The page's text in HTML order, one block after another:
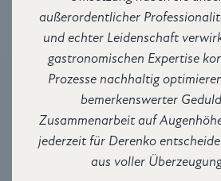
außerordentlicher
und echter Leidenschaft
gastronomischen Expertise
Prozesse nachhaltig
bemerkenswerter
Zusammenarbeit auf
jederzeit für Derenko
aus voller